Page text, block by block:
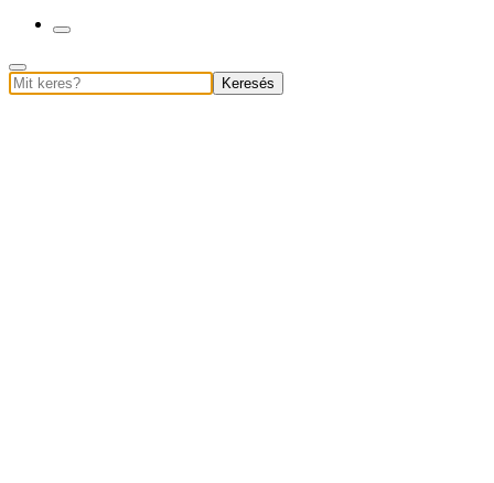
Keresés